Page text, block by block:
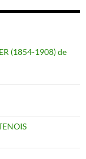
(1854-1908) de